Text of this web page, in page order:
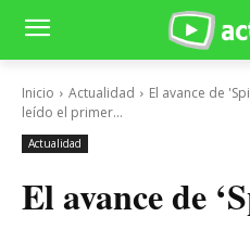
Inicio Actualidad
El avance de
leído el primer...
Actualidad
El avance de